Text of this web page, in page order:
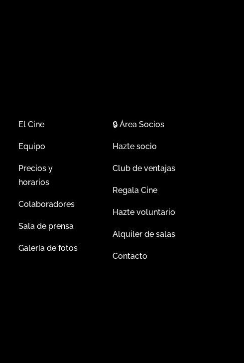
El Cine
Equipo
Precios y
horarios
Colaboradores
Sala de prensa
Galería de fotos
🔒Área Socios
Hazte socio
Club de ventajas
Regala Cine
Hazte voluntario
Alquiler de salas
Contacto